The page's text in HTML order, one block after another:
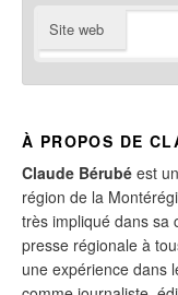
Site web
À PROPOS DE
Claude Bérubé est
région de la
très impliqué dans sa
presse régionale à
une expérience dans